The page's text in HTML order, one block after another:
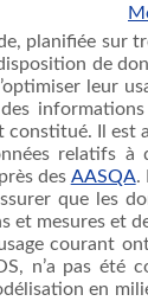
planifiée sur
de
leur
des
constitué. Il est
relatifs à
des AASQA.
que les
et mesures et
courant
n’a pas été
en